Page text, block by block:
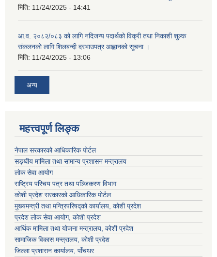
मिति: 11/24/2025 - 14:41
आ.व. २०८२/०८३ को लागि नदिजन्य पदार्थको विक्री तथा निकाशी शुल्क
संकलनको लागि शिलबन्दी दरभाउपत्र आह्वानको सूचना ।
मिति: 11/24/2025 - 13:06
अन्य
महत्त्वपूर्ण लिङ्क
नेपाल सरकारको आधिकारिक पोर्टल
सङ्‍घीय मामिला तथा सामान्य प्रशासन मन्त्रालय
लोक सेवा आयोग
राष्ट्रिय परिचय पत्र तथा पञ्जिकरण विभाग
कोशी प्रदेश सरकारको आधिकारिक पोर्टल
मुख्यमन्त्री तथा मन्त्रिपरिषद्को कार्यालय, कोशी प्रदेश
प्रदेश लोक सेवा आयोग, कोशी प्रदेश
आर्थिक मामिला तथा योजना मन्त्रालय, कोशी प्रदेश
सामाजिक विकास मन्त्रालय, कोशी प्रदेश
जिल्ला प्रशासन कार्यालय, पाँचथर